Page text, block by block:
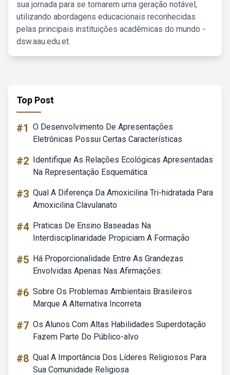
sua jornada para se tornarem uma geração notável,
utilizando abordagens educacionais reconhecidas
pelas principais instituições acadêmicas do mundo -
dsw.aau.edu.et.
Top Post
#1 O Desenvolvimento De Apresentações
Eletrônicas Possui Certas Características
#2 Identifique As Relações Ecológicas Apresentadas
Na Representação Esquemática
#3 Qual A Diferença Da Amoxicilina Tri-hidratada Para
Amoxicilina Clavulanato
#4 Praticas De Ensino Baseadas Na
Interdisciplinaridade Propiciam A Formação
#5 Há Proporcionalidade Entre As Grandezas
Envolvidas Apenas Nas Afirmações:
#6 Sobre Os Problemas Ambientais Brasileiros
Marque A Alternativa Incorreta
#7 Os Alunos Com Altas Habilidades Superdotação
Fazem Parte Do Público-alvo
#8 Qual A Importância Dos Líderes Religiosos Para
Sua Comunidade Religiosa